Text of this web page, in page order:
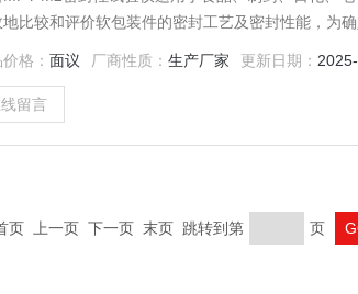
比较和评价软包装件的密封工艺及密封性能，为确
格： 面议 厂商性质： 生产厂家 更新日期：
留言
页 上一页 下一页 末页 跳转到第 页